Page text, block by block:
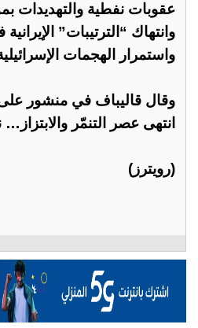
عقوبات نفطية والتهديدات
وانتهاك “الترتيبات”
واستمرار ‌الهجمات
وقال ‌قاليباف في منشور
انتهى عصر التنمّر
(رويترز)